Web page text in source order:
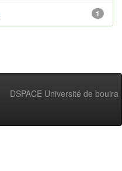
1
DSPACE Université de bouira